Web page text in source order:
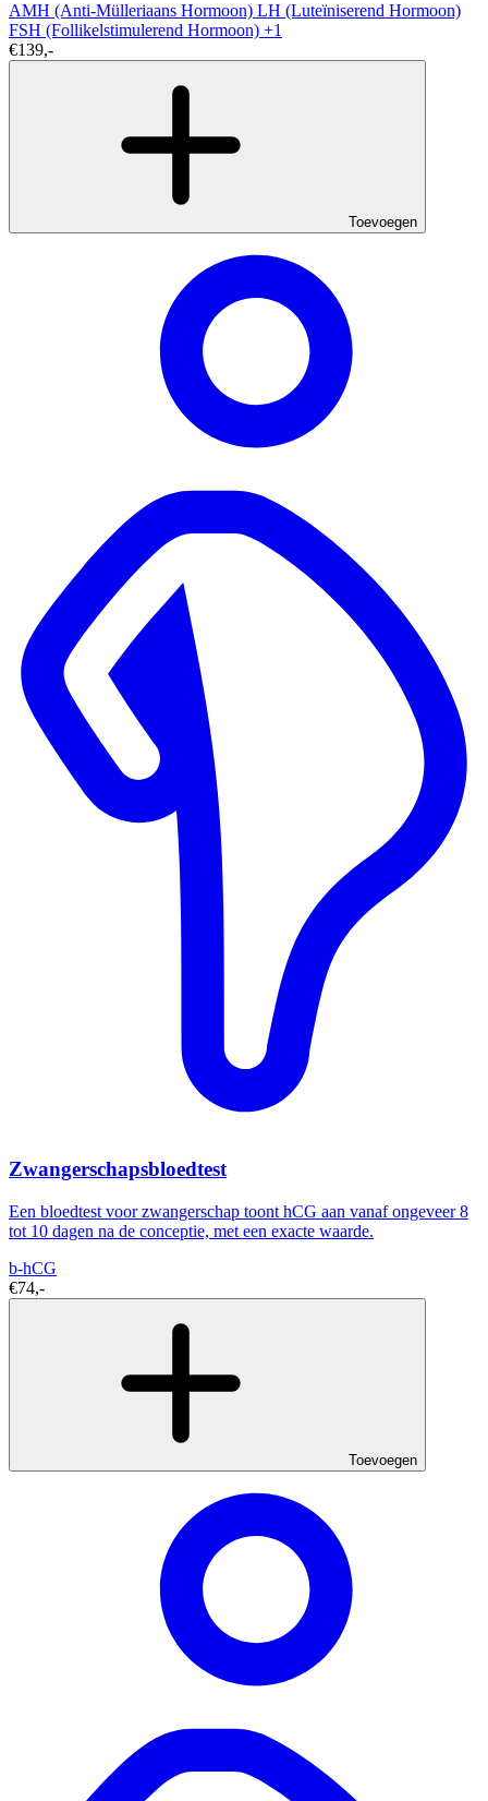
AMH (Anti-Mülleriaans Hormoon) LH (Luteïniserend Hormoon)
FSH (Follikelstimulerend Hormoon) +1
€139,-
Toevoegen
Zwangerschapsbloedtest
Een bloedtest voor zwangerschap toont hCG aan vanaf ongeveer 8
tot 10 dagen na de conceptie, met een exacte waarde.
b-hCG
€74,-
Toevoegen